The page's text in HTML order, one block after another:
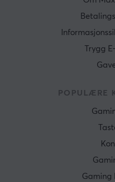
Trygg
POPULÆRE
Gaming